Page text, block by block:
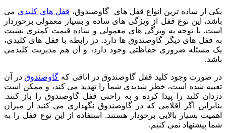
یکی از ساده ترین انواع قفل های گاوصندوق، قفل های کلیدی می
باشد، این نوع قفل از ویژگی های ساده و بسیار معمولی برخوردار
است. با توجه به ویژگی های معمولی و ساده قیمت کمتری نسبت
به قفل های دیگر گاوصندوق ها دارد. در رابطه با قفل های کلیدی،
یک مسئله ضروری حفاظتی وجود دارد، و آن هم مدیریت کلیدمی
باشد.
در صورت وجود کلید قفل گاوصندوق در اتاقی که گاوصندوق در آن
تعبیه شده است، خطر شدیدی شما را تهدید می کند، و ممکن است
دزدان کلید را پیدا کرده و به راحتی قفل گاوصندوق را باز کنند.
بنابراین اگر اقلامی که در گاوصندوق نگهداری می کنید از میزان
اهمیت بسیار بالایی برخودار هستند. استفاده از این نوع قفل را به
شما پیشنهاد نمی کنیم.